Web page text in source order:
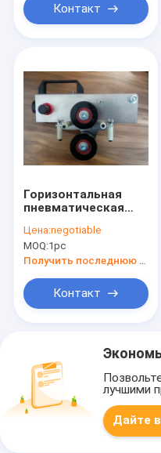
Контакт
Горизонтальная
пневматическая
ребра роликовая
пресса
Цена:negotiable
MOQ:1pc
Получить последнюю цену
Контакт
лучшими
Дайте